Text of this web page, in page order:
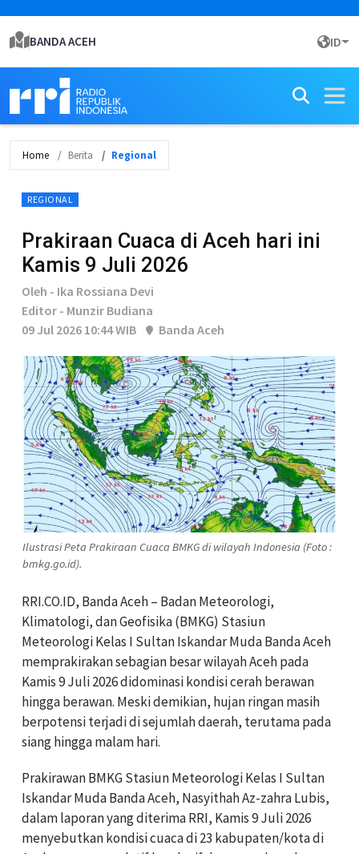
BANDA ACEH ID
Home Berita Regional
REGIONAL
Prakiraan Cuaca di Aceh hari ini
Kamis 9 Juli 2026
Oleh - Ika Rossiana Devi
Editor - Munzir Budiana
09 Jul 2026 10:44 WIB
Banda Aceh
Ilustrasi Peta Prakiraan Cuaca BMKG di wilayah Indonesia (Foto :
bmkg.go.id).
RRI.CO.ID, Banda Aceh – Badan Meteorologi,
Klimatologi, dan Geofisika (BMKG) Stasiun
Meteorologi Kelas I Sultan Iskandar Muda Banda Aceh
memprakirakan sebagian besar wilayah Aceh pada
Kamis 9 Juli 2026 didominasi kondisi cerah berawan
hingga berawan. Meski demikian, hujan ringan masih
berpotensi terjadi di sejumlah daerah, terutama pada
siang hingga malam hari.
Prakirawan BMKG Stasiun Meteorologi Kelas I Sultan
Iskandar Muda Banda Aceh, Nasyithah Az-zahra Lubis,
dalam laporan yang diterima RRI, Kamis 9 Juli 2026
menyebutkan kondisi cuaca di 23 kabupaten/kota di